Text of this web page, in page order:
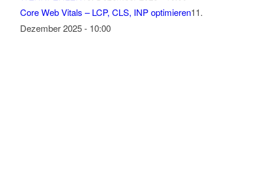
Core Web Vitals – LCP, CLS, INP optimieren11.
Dezember 2025 - 10:00